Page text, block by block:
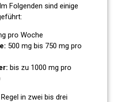
Folgenden sind einige
pro Woche
500 mg bis 750 mg pro
bis zu 1000 mg pro
in zwei bis drei